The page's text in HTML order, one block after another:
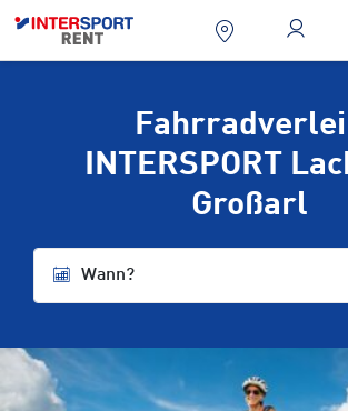
INTERSPORT
Großarl
Wann?